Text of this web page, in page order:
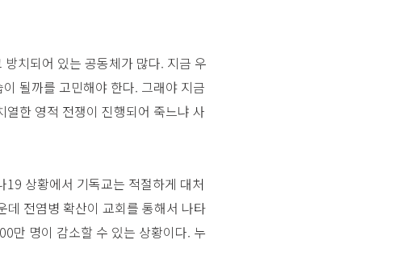
치되어 있는 공동체가 많다. 지금 우
될까를 고민해야 한다. 그래야 지금
한 영적 전쟁이 진행되어 죽느냐 사
상황에서 기독교는 적절하게 대처
데 전염병 확산이 교회를 통해서 나타
만 명이 감소할 수 있는 상황이다. 누